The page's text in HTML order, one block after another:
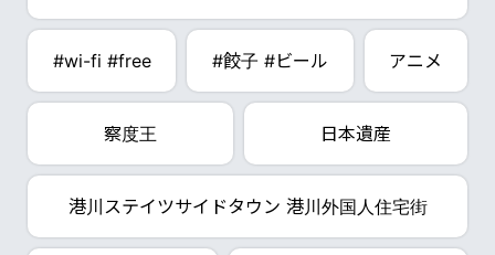
#wi-fi #free #餃子 #ビール アニメ
察度王 日本遺産
港川ステイツサイドタウン 港川外国人住宅街